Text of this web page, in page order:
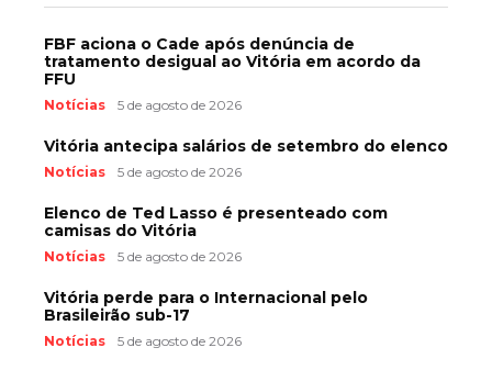
FBF aciona o Cade após denúncia de
tratamento desigual ao Vitória em acordo da
FFU
Notícias 5 de agosto de 2026
Vitória antecipa salários de setembro do elenco
Notícias 5 de agosto de 2026
Elenco de Ted Lasso é presenteado com
camisas do Vitória
Notícias 5 de agosto de 2026
Vitória perde para o Internacional pelo
Brasileirão sub-17
Notícias 5 de agosto de 2026